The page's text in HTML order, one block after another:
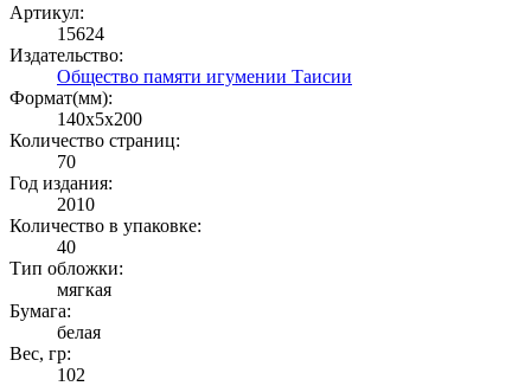
Артикул:
15624
Издательство:
Общество памяти игумении Таисии
Формат(мм):
140x5x200
Количество страниц:
70
Год издания:
2010
Количество в упаковке:
40
Тип обложки:
мягкая
Бумага:
белая
Вес, гр:
102